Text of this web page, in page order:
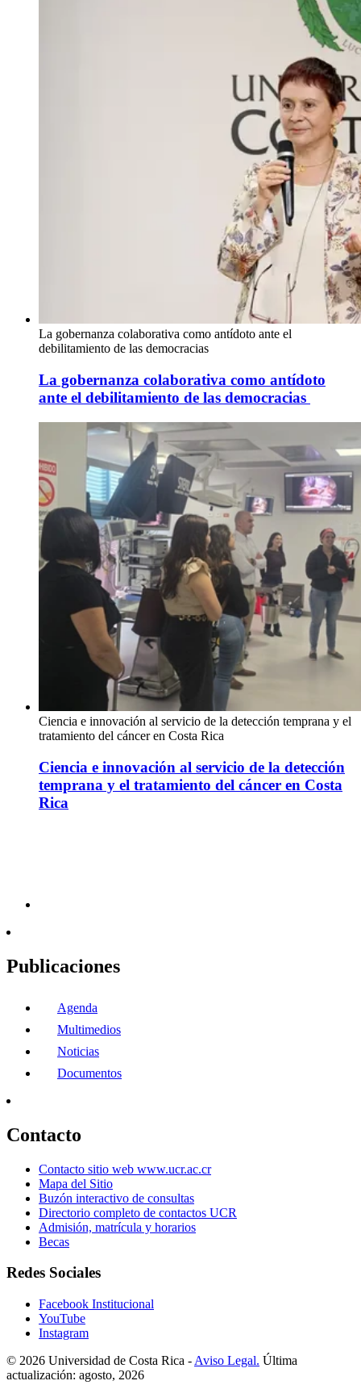
La gobernanza colaborativa como antídoto ante el
debilitamiento de las democracias
La gobernanza colaborativa como antídoto
ante el debilitamiento de las democracias
Ciencia e innovación al servicio de la detección temprana y el
tratamiento del cáncer en Costa Rica
Ciencia e innovación al servicio de la detección
temprana y el tratamiento del cáncer en Costa
Rica
Publicaciones
Agenda
Multimedios
Noticias
Documentos
Contacto
Contacto sitio web www.ucr.ac.cr
Mapa del Sitio
Buzón interactivo de consultas
Directorio completo de contactos UCR
Admisión, matrícula y horarios
Becas
Redes Sociales
Facebook Institucional
YouTube
Instagram
© 2026 Universidad de Costa Rica - Aviso Legal. Última
actualización: agosto, 2026